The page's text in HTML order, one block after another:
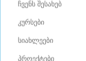
ჩვენს შესახებ
კურსები
სიახლეები
პროექტები